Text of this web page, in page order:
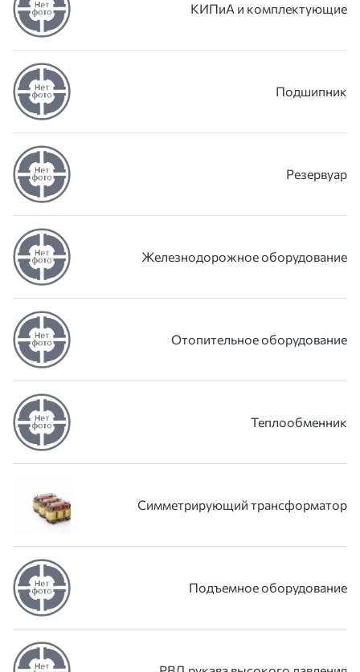
КИПиА и комплектующие
Подшипник
Резервуар
Железнодорожное оборудование
Отопительное оборудование
Теплообменник
Симметрирующий трансформатор
Подъемное оборудование